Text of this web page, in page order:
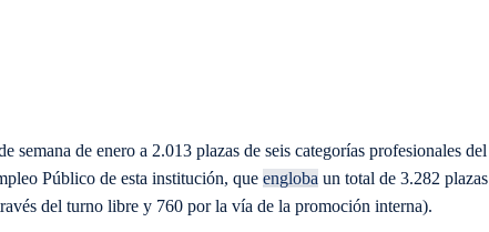
de enero a 2.013 plazas de seis categorías profesionales del
Público de esta institución, que engloba un total de 3.282 plazas
del turno libre y 760 por la vía de la promoción interna).